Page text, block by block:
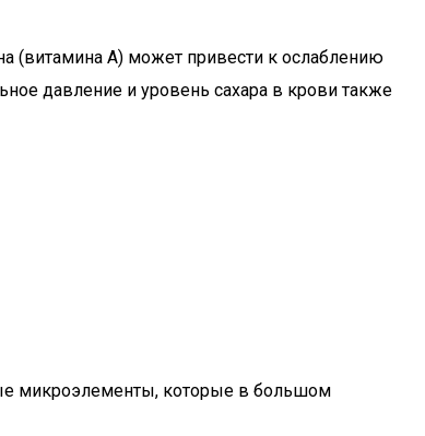
(витамина А) может привести к ослаблению
давление и уровень сахара в крови также
микроэлементы, которые в большом